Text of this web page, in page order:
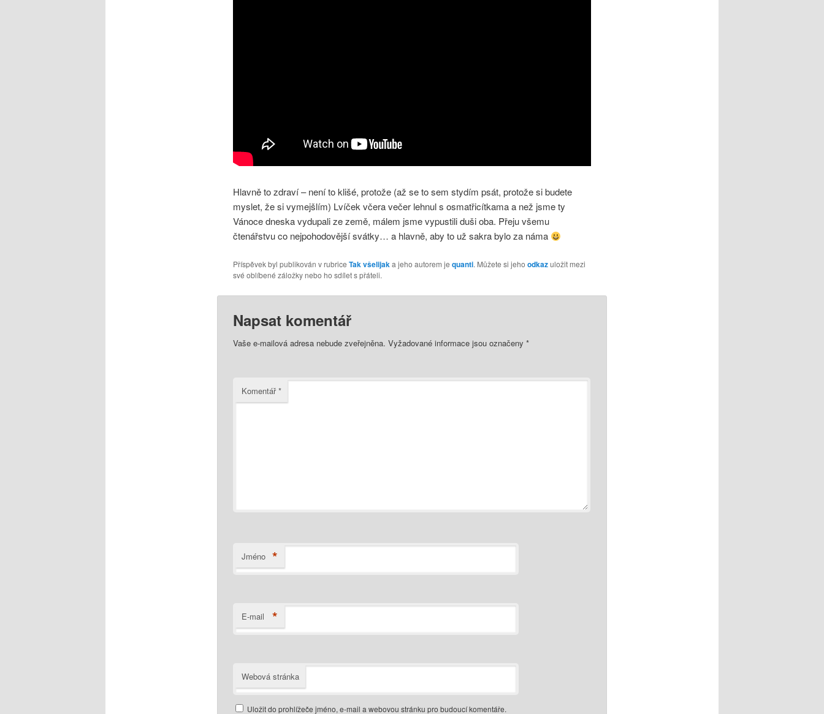
Hlavně to zdraví – není to klišé, protože (až se to sem stydím psát, protože si budete
myslet, že si vymejšlím) Lvíček včera večer lehnul s osmatřicítkama a než jsme ty
Vánoce dneska vydupali ze země, málem jsme vypustili duši oba. Přeju všemu
čtenářstvu co nejpohodovější svátky… a hlavně, aby to už sakra bylo za náma
Příspěvek byl publikován v rubrice Tak všelijaka jeho autorem je quanti. Můžete si jeho odkazuložit mezi
své oblíbené záložky nebo ho sdílet s přáteli.
Napsat komentář
Vaše e-mailová adresa nebude zveřejněna. Vyžadované informace jsou označeny *
Komentář*
Jméno *
E-mail *
Webová stránka
Uložit do prohlížeče jméno, e-mail a webovou stránku pro budoucí komentáře.